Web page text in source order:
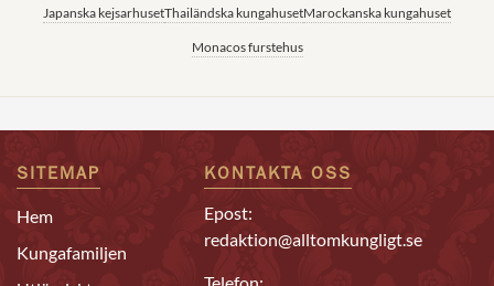
Japanska kejsarhusetThailändska kungahusetMarockanska kungahuset
Monacos furstehus
SITEMAP
Hem
Kungafamiljen
KONTAKTA OSS
Epost:
redaktion@alltomkungligt.se